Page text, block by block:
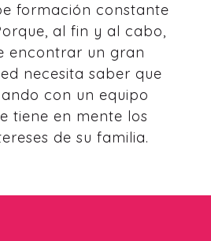
formación constante
al fin y al cabo,
encontrar un gran
necesita saber que
con un equipo
tiene en mente los
de su familia.